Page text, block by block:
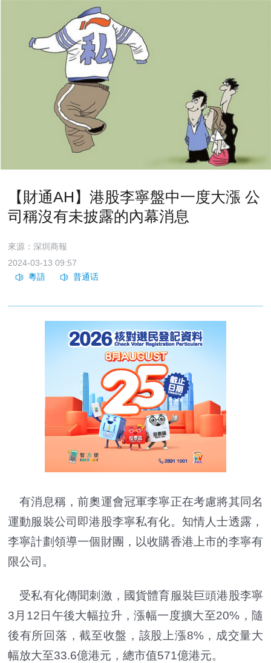
【財通AH】港股李寧盤中一度大漲 公
司稱沒有未披露的內幕消息
來源：深圳商報
2024-03-13 09:57
有消息稱，前奧運會冠軍李寧正在考慮將其同名
運動服裝公司即港股李寧私有化。知情人士透露，
李寧計劃領導一個財團，以收購香港上市的李寧有
限公司。
受私有化傳聞刺激，國貨體育服裝巨頭港股李寧
3月12日午後大幅拉升，漲幅一度擴大至20%，隨
後有所回落，截至收盤，該股上漲8%，成交量大
幅放大至33.6億港元，總市值571億港元。